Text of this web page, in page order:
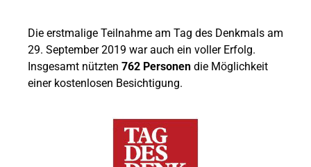
Die erstmalige Teilnahme am Tag des Denkmals am
29. September 2019 war auch ein voller Erfolg.
Insgesamt nützten 762 Personen die Möglichkeit
einer kostenlosen Besichtigung.